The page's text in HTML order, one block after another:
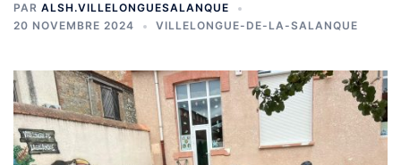
PAR ALSH.VILLELONGUESALANQUE
20 NOVEMBRE 2024
VILLELONGUE-DE-LA-SALANQUE